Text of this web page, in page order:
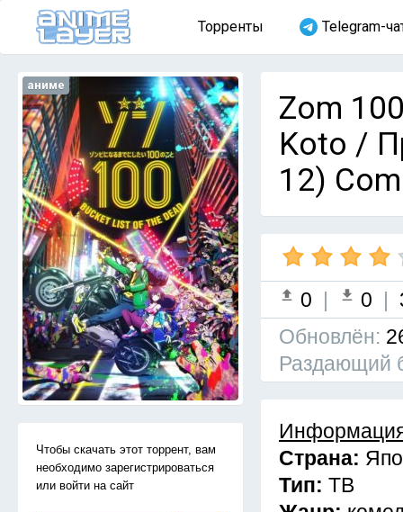
Торренты Telegram-
аниме
Чтобы скачать этот торрент, вам
необходимо зарегистрироваться
или войти на сайт
Zom
Koto /
12)
0 | 0 |
Обновлён:
Раздающий
Страна:
Тип: ТВ